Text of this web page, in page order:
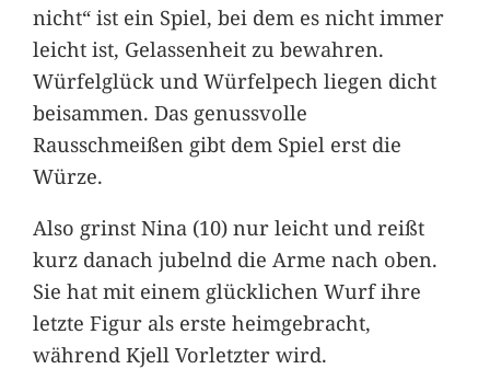
nicht“ ist ein Spiel, bei dem es nicht immer
leicht ist, Gelassenheit zu bewahren.
Würfelglück und Würfelpech liegen dicht
beisammen. Das genussvolle
Rausschmeißen gibt dem Spiel erst die
Würze.
Also grinst Nina (10) nur leicht und reißt
kurz danach jubelnd die Arme nach oben.
Sie hat mit einem glücklichen Wurf ihre
letzte Figur als erste heimgebracht,
während Kjell Vorletzter wird.